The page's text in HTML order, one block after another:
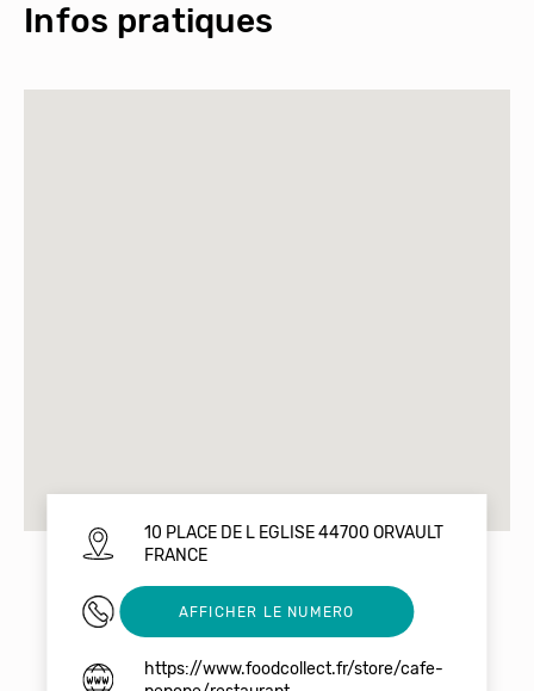
Infos pratiques
10 PLACE DE L EGLISE 44700 ORVAULT
FRANCE
02 40 63 01 87
AFFICHER LE NUMERO
https://www.foodcollect.fr/store/cafe-